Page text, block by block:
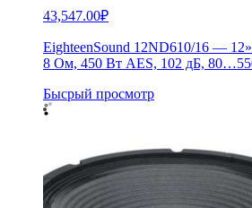
43,547.00₽
EighteenSound 12ND610/16 —
8 Ом, 450 Вт AES, 102 дБ,
Бысрый просмотр